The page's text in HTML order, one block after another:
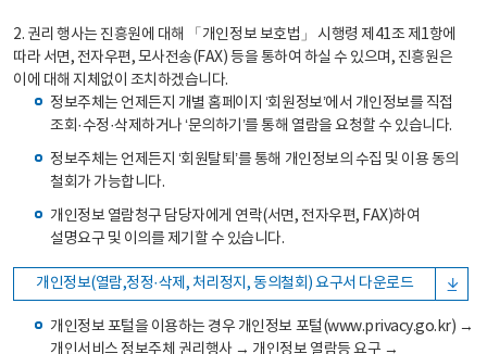
2. 권리 행사는 진흥원에 대해 「개인정보 보호법」 시행령 제41조 제1항에
따라 서면, 전자우편, 모사전송(FAX) 등을 통하여 하실 수 있으며, 진흥원은
이에 대해 지체없이 조치하겠습니다.
정보주체는 언제든지 개별 홈페이지 ‘회원정보’에서 개인정보를 직접
조회·수정·삭제하거나 ‘문의하기’를 통해 열람을 요청할 수 있습니다.
정보주체는 언제든지 ‘회원탈퇴’를 통해 개인정보의 수집 및 이용 동의
철회가 가능합니다.
개인정보 열람청구 담당자에게 연락(서면, 전자우편, FAX)하여
설명요구 및 이의를 제기할 수 있습니다.
개인정보(열람,정정·삭제, 처리정지, 동의철회) 요구서 다운로드
개인정보 포털을 이용하는 경우 개인정보 포털(www.privacy.go.kr) →
개인서비스 정보주체 권리행사 → 개인정보 열람등 요구 →